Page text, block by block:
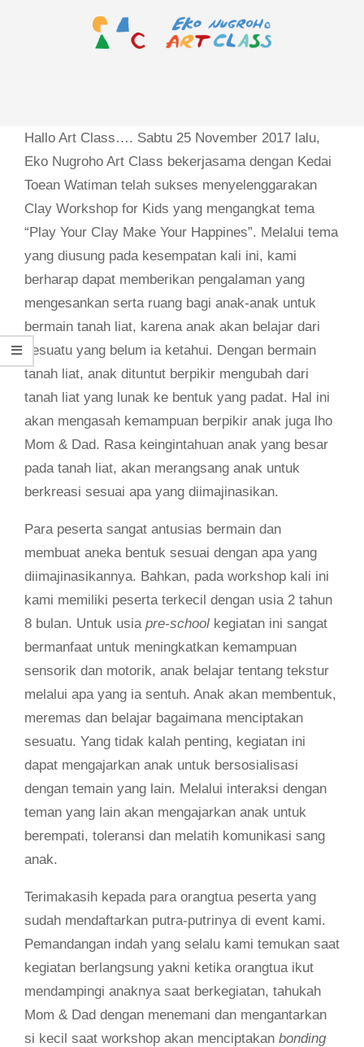
ART
CLASS
Hallo Art Class…. Sabtu 25 November 2017 lalu,
Eko Nugroho Art Class bekerjasama dengan Kedai
Toean Watiman telah sukses menyelenggarakan
Clay Workshop for Kids yang mengangkat tema
“Play Your Clay Make Your Happines”. Melalui tema
yang diusung pada kesempatan kali ini, kami
berharap dapat memberikan pengalaman yang
mengesankan serta ruang bagi anak-anak untuk
bermain tanah liat, karena anak akan belajar dari
sesuatu yang belum ia ketahui. Dengan bermain
tanah liat, anak dituntut berpikir mengubah dari
tanah liat yang lunak ke bentuk yang padat. Hal ini
akan mengasah kemampuan berpikir anak juga lho
Mom & Dad. Rasa keingintahuan anak yang besar
pada tanah liat, akan merangsang anak untuk
berkreasi sesuai apa yang diimajinasikan.
Para peserta sangat antusias bermain dan
membuat aneka bentuk sesuai dengan apa yang
diimajinasikannya. Bahkan, pada workshop kali ini
kami memiliki peserta terkecil dengan usia 2 tahun
8 bulan. Untuk usia pre-school kegiatan ini sangat
bermanfaat untuk meningkatkan kemampuan
sensorik dan motorik, anak belajar tentang tekstur
melalui apa yang ia sentuh. Anak akan membentuk,
meremas dan belajar bagaimana menciptakan
sesuatu. Yang tidak kalah penting, kegiatan ini
dapat mengajarkan anak untuk bersosialisasi
dengan temain yang lain. Melalui interaksi dengan
teman yang lain akan mengajarkan anak untuk
berempati, toleransi dan melatih komunikasi sang
anak.
Terimakasih kepada para orangtua peserta yang
sudah mendaftarkan putra-putrinya di event kami.
Pemandangan indah yang selalu kami temukan saat
kegiatan berlangsung yakni ketika orangtua ikut
mendampingi anaknya saat berkegiatan, tahukah
Mom & Dad dengan menemani dan mengantarkan
si kecil saat workshop akan menciptakan bonding